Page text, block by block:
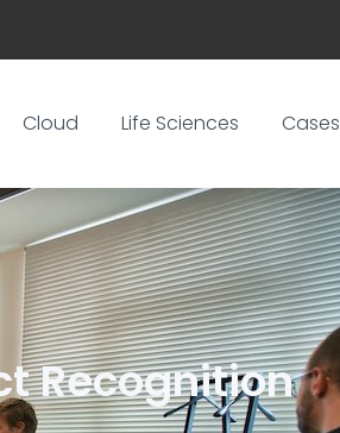
Cloud Life Sciences Cases
Recognition